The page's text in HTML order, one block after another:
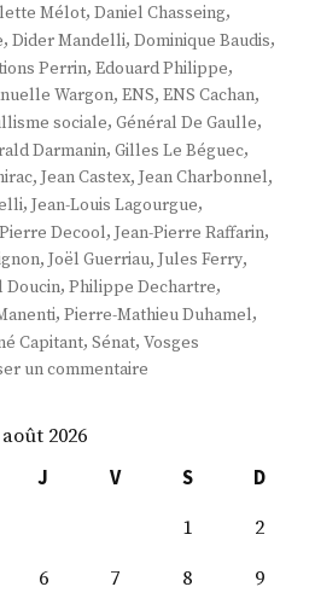
Mélot, Daniel Chasseing,
, Dider Mandelli, Dominique Baudis,
Perrin, Edouard Philippe,
Wargon, ENS, ENS Cachan,
sociale, Général De Gaulle,
Darmanin, Gilles Le Béguec,
, Jean Castex, Jean Charbonnel,
, Jean-Louis Lagourgue,
Decool, Jean-Pierre Raffarin,
, Joël Guerriau, Jules Ferry,
Doucin, Philippe Dechartre,
, Pierre-Mathieu Duhamel,
Capitant, Sénat, Vosges
un commentaire
août 2026
J V S
D
1
2
6 7 8
9